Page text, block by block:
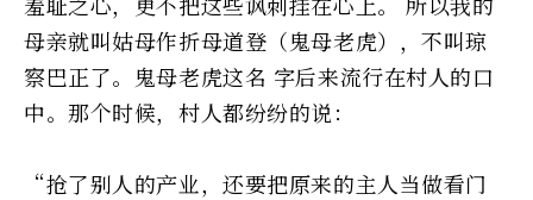
母亲就叫姑母作折母道登（鬼母老虎），不叫琼
察巴正了。鬼母老虎这名 字后来流行在村人的口
中。那个时候，村人都纷纷的说：
“抢了别人的产业，还要把原来的主人当做看门